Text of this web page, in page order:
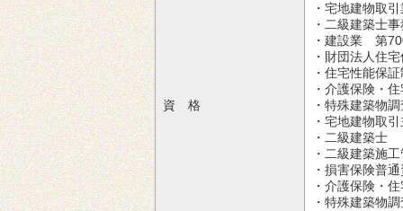
資 格
・宅地建物取
・二級建築士
・建設業 第
・財団法人住
・住宅性能保
・介護保険・
・特殊建築物
・宅地建物取
・二級建築士
・二級建築施
・損害保険普
・介護保険・
・特殊建築物